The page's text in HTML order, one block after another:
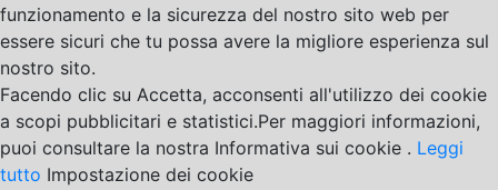
funzionamento e la sicurezza del nostro sito web per
essere sicuri che tu possa avere la migliore esperienza sul
nostro sito.
Facendo clic su Accetta, acconsenti all'utilizzo dei cookie
a scopi pubblicitari e statistici.Per maggiori informazioni,
puoi consultare la nostra Informativa sui cookie . Leggi
tutto Impostazione dei cookie